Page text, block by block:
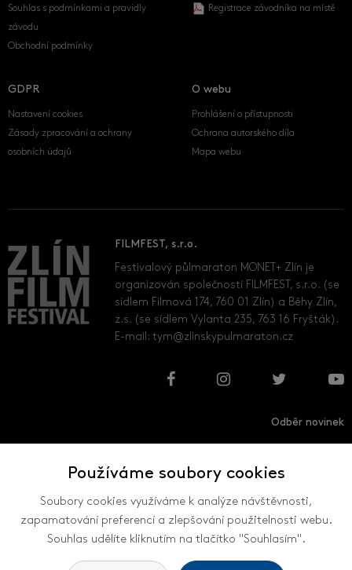
Souhlas s podmínkami a pravidly
závodu
Obchodní podmínky
Registrace závodníka na místě
GDPR
Nastavení cookies
Zásady zpracování a ochrany
osobních údajů
O webu
Prohlášení o přístupnosti
Ochrana autorského díla
Mapa webu
FILMFEST, s.r.o.
Festivalový půlmaraton MONET+ Zlín je
organizován společností FILMFEST, s.r.o. (se
sídlem Filmová 174, 760 01 Zlín) a Běhy Zlín,
z.s. (se sídlem Vylanta 235, 763 16 Fryšták).
E-mail:tym@zlinskypulmaraton.cz
Odběr novinek
Používáme soubory cookies
Soubory cookies využíváme k analýze návštěvnosti,
zapamatování preferencí a zlepšování použitelnosti webu.
Souhlas udělíte kliknutím na tlačítko "Souhlasím".